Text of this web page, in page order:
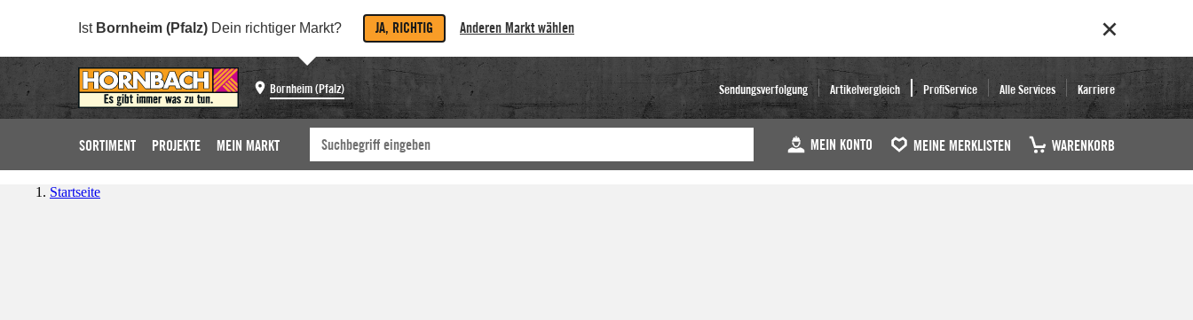
Ist Bornheim (Pfalz) Dein richtiger Markt? JA, RICHTIG Anderen Markt wählen
Bornheim (Pfalz) Sendungsverfolgung Artikelvergleich ProfiService Alle Services Karriere
SORTIMENT PROJEKTE MEIN MARKT MEIN KONTO MEINE MERKLISTEN WARENKORB
Startseite